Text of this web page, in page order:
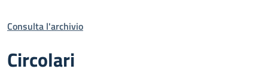
Consulta l'archivio
Circolari